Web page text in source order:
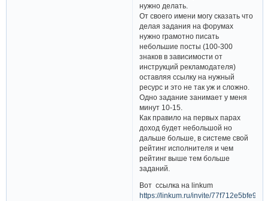
нужно делать.
От своего имени могу сказать что
делая задания на форумах
нужно грамотно писать
небольшие посты (100-300
знаков в зависимости от
инструкций рекламодателя)
оставляя ссылку на нужный
ресурс и это не так уж и сложно.
Одно задание занимает у меня
минут 10-15.
Как правило на первых парах
доход будет небольшой но
дальше больше, в системе свой
рейтинг исполнителя и чем
рейтинг выше тем больше
заданий.
Вот ссылка на linkum
https://linkum.ru/invite/77f712e5bfe90a